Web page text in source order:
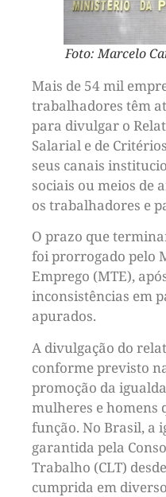
Foto: Marcelo
Mais de 54 mil
trabalhadores têm
para divulgar o
Salarial e de
seus canais
sociais ou meios de
os trabalhadores e
O prazo que
foi prorrogado pelo
Emprego (MTE),
inconsistências em
apurados.
A divulgação do
conforme previsto
promoção da
mulheres e homens
função. No Brasil, a
garantida pela
Trabalho (CLT)
cumprida em